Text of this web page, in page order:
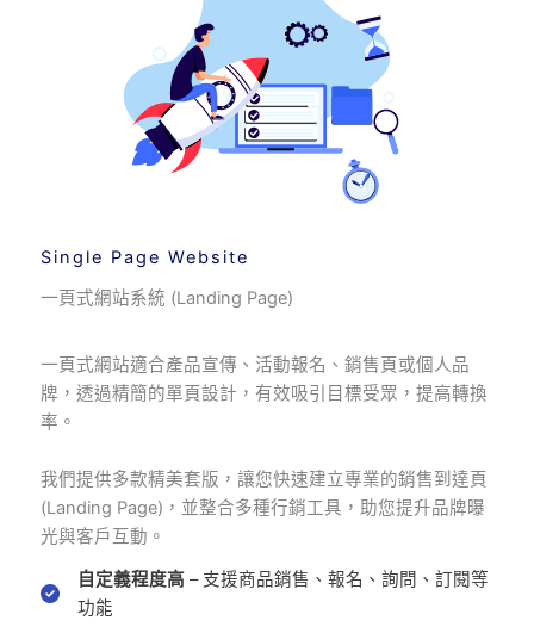
Single Page Website
一頁式網站系統 (Landing Page)
一頁式網站適合產品宣傳、活動報名、銷售頁或個人品
牌，透過精簡的單頁設計，有效吸引目標受眾，提高轉換
率。
我們提供多款精美套版，讓您快速建立專業的銷售到達頁
(Landing Page)，並整合多種行銷工具，助您提升品牌曝
光與客戶互動。
自定義程度高 – 支援商品銷售、報名、詢問、訂閱等
功能